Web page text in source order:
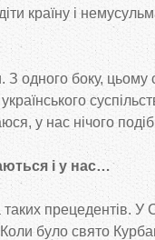
країну і
З одного боку, цьому
у нас нічого
і у нас…
таких прецедентів.
було свято